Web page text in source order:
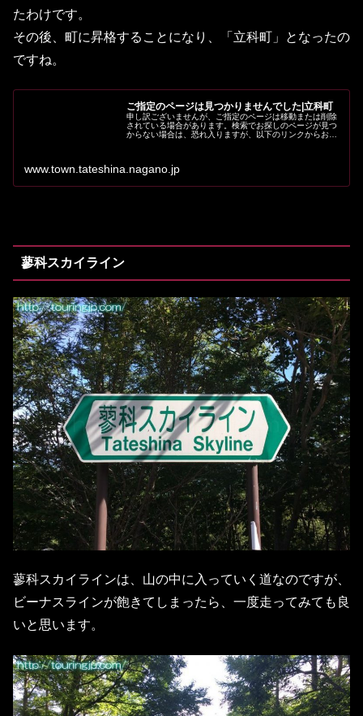
たわけです。
その後、町に昇格することになり、「立科町」となったの
ですね。
ご指定のページは見つかりませんでした|立科町
申し訳ございませんが、ご指定のページは移動または削除
されている場合があります。検索でお探しのページが見つ
からない場合は、恐れ入りますが、以下のリンクからお探
www.town.tateshina.nagano.jp
蓼科スカイライン
蓼科スカイラインは、山の中に入っていく道なのですが、
ビーナスラインが飽きてしまったら、一度走ってみても良
いと思います。